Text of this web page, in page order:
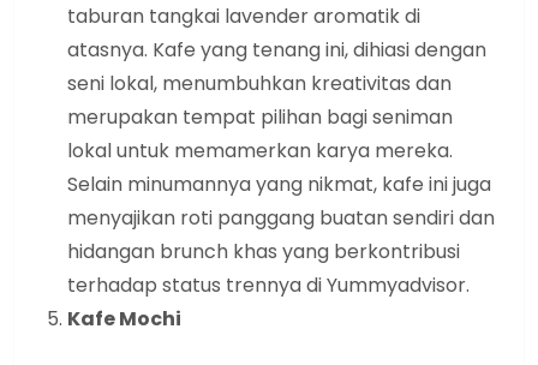
taburan tangkai lavender aromatik di
atasnya. Kafe yang tenang ini, dihiasi dengan
seni lokal, menumbuhkan kreativitas dan
merupakan tempat pilihan bagi seniman
lokal untuk memamerkan karya mereka.
Selain minumannya yang nikmat, kafe ini juga
menyajikan roti panggang buatan sendiri dan
hidangan brunch khas yang berkontribusi
terhadap status trennya di Yummyadvisor.
Kafe Mochi